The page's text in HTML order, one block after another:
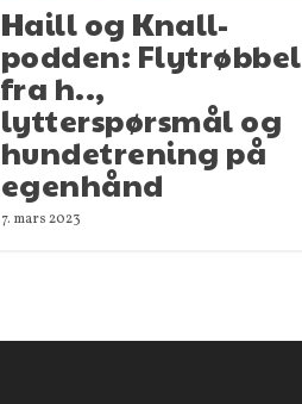
Haill og Knall-
podden: Flytrøbbel
fra h..,
lytterspørsmål og
hundetrening på
egenhånd
7. mars 2023